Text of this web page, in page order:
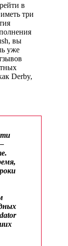
в
три
вы
уже
Derby,